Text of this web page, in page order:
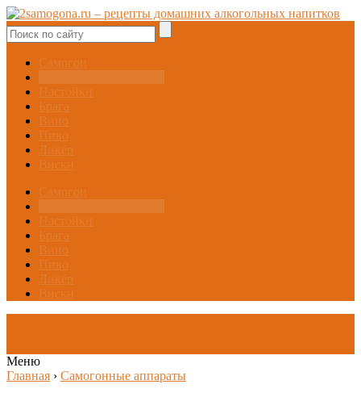
Самогон
Настойки
Брага
Вино
Пиво
Ликёр
Виски
Самогон
Настойки
Брага
Вино
Пиво
Ликёр
Виски
Меню
Главная › Самогонные аппараты